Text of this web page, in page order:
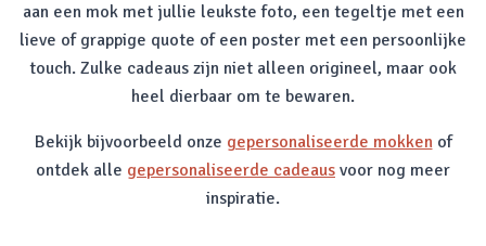
aan een mok met jullie leukste foto, een tegeltje met een
lieve of grappige quote of een poster met een persoonlijke
touch. Zulke cadeaus zijn niet alleen origineel, maar ook
heel dierbaar om te bewaren.
Bekijk bijvoorbeeld onze gepersonaliseerde mokken of
ontdek alle gepersonaliseerde cadeaus voor nog meer
inspiratie.